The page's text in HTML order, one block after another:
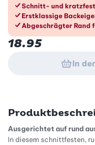
Die Vorteile
Schnitt- und
Erstklassige
Abgeschrägter Rand
18.95
In
Ausgerichtet auf rund
In diesem schnittfesten,